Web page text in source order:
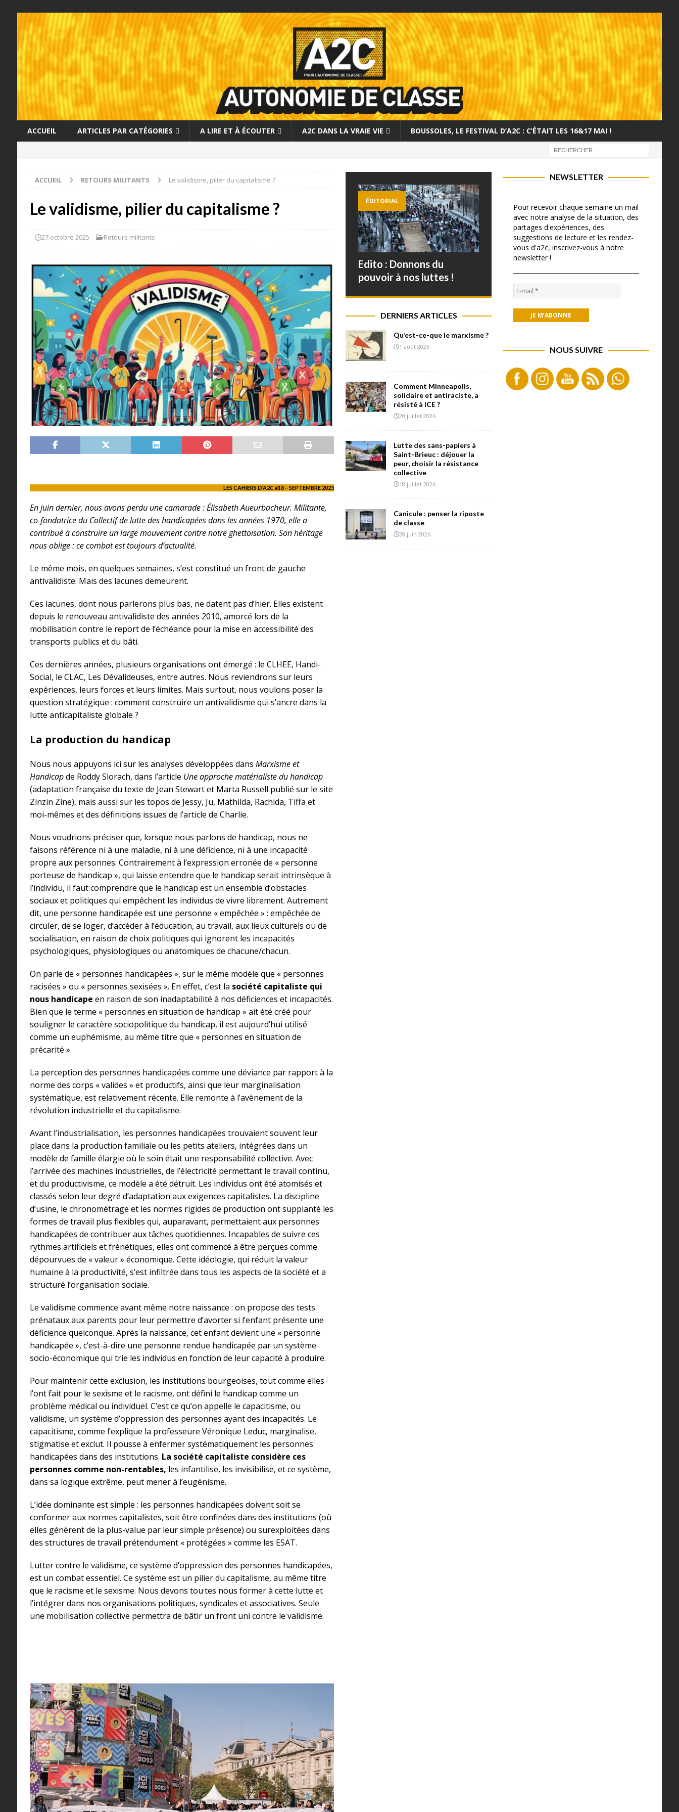
ACCUEIL ARTICLES PAR CATÉGORIES A LIRE ET À ÉCOUTER A2C DANS LA VRAIE VIE BOUSSOLES, LE FESTIVAL D’A2C : C’ÉTAIT LES 16&17 MAI !
ACCUEIL RETOURS MILITANTS Le validisme, pilier du capitalisme ?
Le validisme, pilier du capitalisme ?
27 octobre 2025 Retours militants
LES CAHIERS D’A2C #18 – SEPTEMBRE 2025
En juin dernier, nous avons perdu une camarade : Élisabeth Aueurbacheur. Militante,
co-fondatrice du Collectif de lutte des handicapées dans les années 1970, elle a
contribué à construire un large mouvement contre notre ghettoïsation. Son héritage
nous oblige : ce combat est toujours d’actualité.
Le même mois, en quelques semaines, s’est constitué un front de gauche
antivalidiste. Mais des lacunes demeurent.
Ces lacunes, dont nous parlerons plus bas, ne datent pas d’hier. Elles existent
depuis le renouveau antivalidiste des années 2010, amorcé lors de la
mobilisation contre le report de l’échéance pour la mise en accessibilité des
transports publics et du bâti.
Ces dernières années, plusieurs organisations ont émergé : le CLHEE, Handi-
Social, le CLAC, Les Dévalideuses, entre autres. Nous reviendrons sur leurs
expériences, leurs forces et leurs limites. Mais surtout, nous voulons poser la
question stratégique : comment construire un antivalidisme qui s’ancre dans la
lutte anticapitaliste globale ?
La production du handicap
Nous nous appuyons ici sur les analyses développées dans Marxisme et
Handicapde Roddy Slorach, dans l’article Une approche matérialiste du handicap
(adaptation française du texte de Jean Stewart et Marta Russell publié sur le site
Zinzin Zine), mais aussi sur les topos de Jessy, Ju, Mathilda, Rachida, Tiffa et
moi-mêmes et des définitions issues de l’article de Charlie.
Nous voudrions préciser que, lorsque nous parlons de handicap, nous ne
faisons référence ni à une maladie, ni à une déficience, ni à une incapacité
propre aux personnes. Contrairement à l’expression erronée de « personne
porteuse de handicap », qui laisse entendre que le handicap serait intrinsèque à
l’individu, il faut comprendre que le handicap est un ensemble d’obstacles
sociaux et politiques qui empêchent les individus de vivre librement. Autrement
dit, une personne handicapée est une personne « empêchée » : empêchée de
circuler, de se loger, d’accéder à l’éducation, au travail, aux lieux culturels ou de
socialisation, en raison de choix politiques qui ignorent les incapacités
psychologiques, physiologiques ou anatomiques de chacune/chacun.
On parle de « personnes handicapées », sur le même modèle que « personnes
racisées » ou « personnes sexisées ». En effet, c’est la société capitaliste qui
nous handicape en raison de son inadaptabilité à nos déficiences et incapacités.
Bien que le terme « personnes en situation de handicap » ait été créé pour
souligner le caractère sociopolitique du handicap, il est aujourd’hui utilisé
comme un euphémisme, au même titre que « personnes en situation de
précarité ».
La perception des personnes handicapées comme une déviance par rapport à la
norme des corps « valides » et productifs, ainsi que leur marginalisation
systématique, est relativement récente. Elle remonte à l’avènement de la
révolution industrielle et du capitalisme.
Avant l’industrialisation, les personnes handicapées trouvaient souvent leur
place dans la production familiale ou les petits ateliers, intégrées dans un
modèle de famille élargie où le soin était une responsabilité collective. Avec
l’arrivée des machines industrielles, de l’électricité permettant le travail continu,
et du productivisme, ce modèle a été détruit. Les individus ont été atomisés et
classés selon leur degré d’adaptation aux exigences capitalistes. La discipline
d’usine, le chronométrage et les normes rigides de production ont supplanté les
formes de travail plus flexibles qui, auparavant, permettaient aux personnes
handicapées de contribuer aux tâches quotidiennes. Incapables de suivre ces
rythmes artificiels et frénétiques, elles ont commencé à être perçues comme
dépourvues de « valeur » économique. Cette idéologie, qui réduit la valeur
humaine à la productivité, s’est infiltrée dans tous les aspects de la société et a
structuré l’organisation sociale.
Le validisme commence avant même notre naissance : on propose des tests
prénataux aux parents pour leur permettre d’avorter si l’enfant présente une
déficience quelconque. Après la naissance, cet enfant devient une « personne
handicapée », c’est-à-dire une personne rendue handicapée par un système
socio-économique qui trie les individus en fonction de leur capacité à produire.
Pour maintenir cette exclusion, les institutions bourgeoises, tout comme elles
l’ont fait pour le sexisme et le racisme, ont défini le handicap comme un
problème médical ou individuel. C’est ce qu’on appelle le capacitisme, ou
validisme, un système d’oppression des personnes ayant des incapacités. Le
capacitisme, comme l’explique la professeure Véronique Leduc, marginalise,
stigmatise et exclut. Il pousse à enfermer systématiquement les personnes
handicapées dans des institutions. La société capitaliste considère ces
personnes comme non-rentables, les infantilise, les invisibilise, et ce système,
dans sa logique extrême, peut mener à l’eugénisme.
L’idée dominante est simple : les personnes handicapées doivent soit se
conformer aux normes capitalistes, soit être confinées dans des institutions (où
elles génèrent de la plus-value par leur simple présence) ou surexploitées dans
des structures de travail prétendument « protégées » comme les ESAT.
Lutter contre le validisme, ce système d’oppression des personnes handicapées,
est un combat essentiel. Ce système est un pilier du capitalisme, au même titre
que le racisme et le sexisme. Nous devons tou·tes nous former à cette lutte et
l’intégrer dans nos organisations politiques, syndicales et associatives. Seule
une mobilisation collective permettra de bâtir un front uni contre le validisme.
ÉDITORIAL
Edito : Donnons du
pouvoir à nos luttes !
DERNIERS ARTICLES
Qu’est-ce-que le marxisme ?
1 août 2026
Comment Minneapolis,
solidaire et antiraciste, a
résisté à ICE ?
20 juillet 2026
Lutte des sans-papiers à
Saint-Brieuc : déjouer la
peur, choisir la résistance
collective
18 juillet 2026
Canicule : penser la riposte
de classe
28 juin 2026
NEWSLETTER
Pour recevoir chaque semaine un mail
avec notre analyse de la situation, des
partages d'expériences, des
suggestions de lecture et les rendez-
vous d'a2c, inscrivez-vous à notre
newsletter !
NOUS SUIVRE